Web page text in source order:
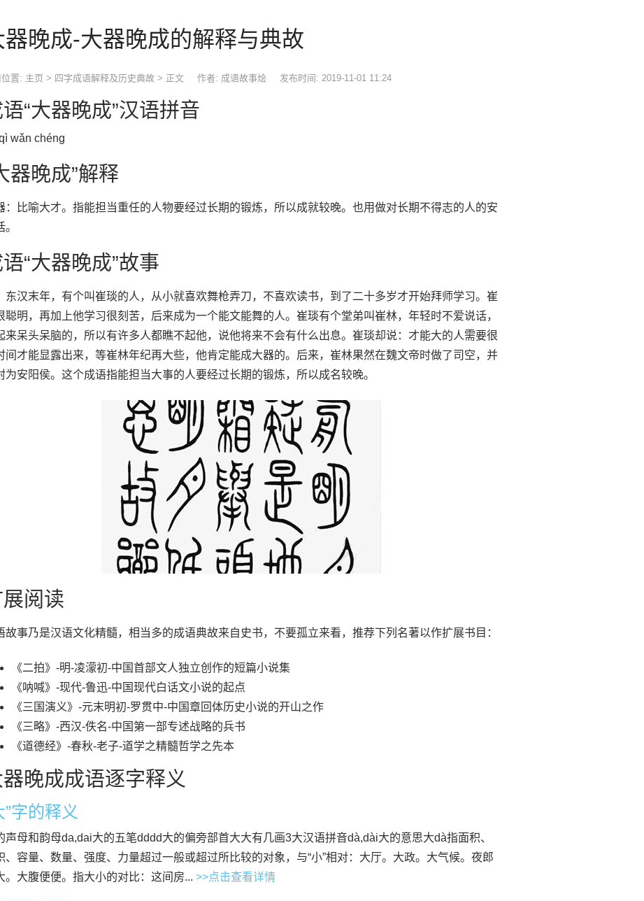
器晚成-大器晚成的解释与典故
置: 主页 > 四字成语解释及历史典故 > 正文 作者: 成语故事烩 发布时间: 2019-11-01 11:24
“大器晚成”汉语拼音
wǎn chéng
器晚成”解释
：比喻大才。指能担当重任的人物要经过长期的锻炼，所以成就较晚。也用做对长期不得志的人的安
“大器晚成”故事
末年，有个叫崔琰的人，从小就喜欢舞枪弄刀，不喜欢读书，到了二十多岁才开始拜师学习。崔
聪明，再加上他学习很刻苦，后来成为一个能文能舞的人。崔琰有个堂弟叫崔林，年轻时不爱说话，
来呆头呆脑的，所以有许多人都瞧不起他，说他将来不会有什么出息。崔琰却说：才能大的人需要很
间才能显露出来，等崔林年纪再大些，他肯定能成大器的。后来，崔林果然在魏文帝时做了司空，并
为安阳侯。这个成语指能担当大事的人要经过长期的锻炼，所以成名较晚。
阅读
故事乃是汉语文化精髓，相当多的成语典故来自史书，不要孤立来看，推荐下列名著以作扩展书目：
《二拍》-明-凌濛初-中国首部文人独立创作的短篇小说集
《呐喊》-现代-鲁迅-中国现代白话文小说的起点
《三国演义》-元末明初-罗贯中-中国章回体历史小说的开山之作
《三略》-西汉-佚名-中国第一部专述战略的兵书
《道德经》-春秋-老子-道学之精髓哲学之先本
晚成成语逐字释义
”字的释义
声母和韵母da,dai大的五笔dddd大的偏旁部首大大有几画3大汉语拼音dà,dài大的意思大dà指面积、
、容量、数量、强度、力量超过一般或超过所比较的对象，与“小”相对：大厅。大政。大气候。夜郎
。大腹便便。指大小的对比：这间房... >>点击查看详情